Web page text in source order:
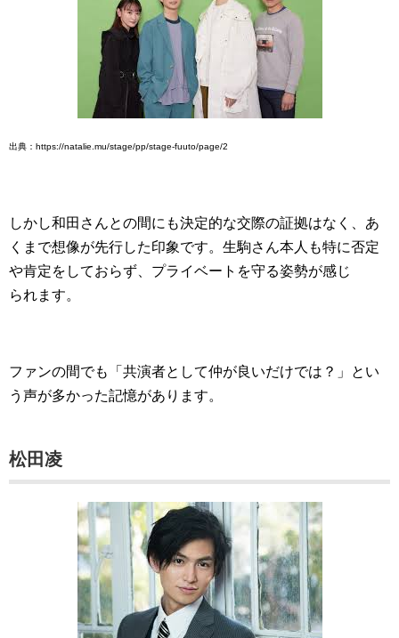
出典：https://natalie.mu/stage/pp/stage-fuuto/page/2
しかし和田さんとの間にも決定的な交際の証拠はなく、あ
くまで想像が先行した印象です。生駒さん本人も特に否定
や肯定をしておらず、プライベートを守る姿勢が感じ
られます。
ファンの間でも「共演者として仲が良いだけでは？」とい
う声が多かった記憶があります。
松田凌